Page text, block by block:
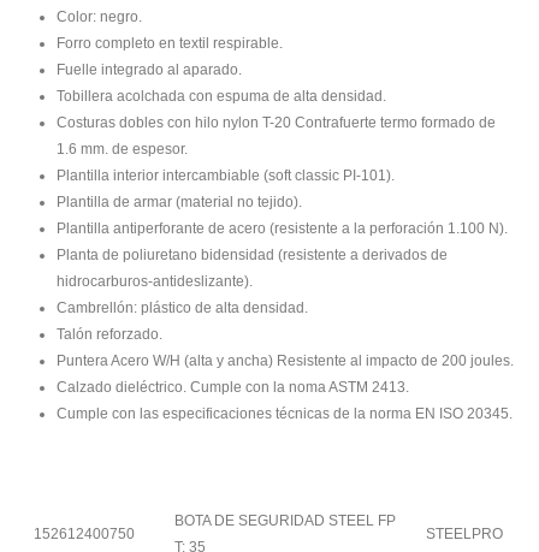
Color: negro.
Forro completo en textil respirable.
Fuelle integrado al aparado.
Tobillera acolchada con espuma de alta densidad.
Costuras dobles con hilo nylon T-20 Contrafuerte termo formado de
1.6 mm. de espesor.
Plantilla interior intercambiable (soft classic PI-101).
Plantilla de armar (material no tejido).
Plantilla antiperforante de acero (resistente a la perforación 1.100 N).
Planta de poliuretano bidensidad (resistente a derivados de
hidrocarburos-antideslizante).
Cambrellón: plástico de alta densidad.
Talón reforzado.
Puntera Acero W/H (alta y ancha) Resistente al impacto de 200 joules.
Calzado dieléctrico. Cumple con la noma ASTM 2413.
Cumple con las especificaciones técnicas de la norma EN ISO 20345.
152612400750
BOTA DE SEGURIDAD STEEL FP
T: 35
STEELPRO